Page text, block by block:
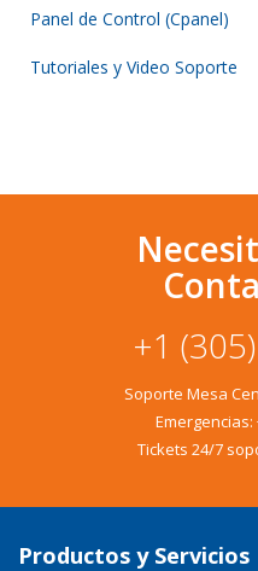
Panel de Control (Cpanel)
Tutoriales y Video Soporte
+1
Soporte Mesa
Emergencias:
Tickets 24/7
Productos y Servicios